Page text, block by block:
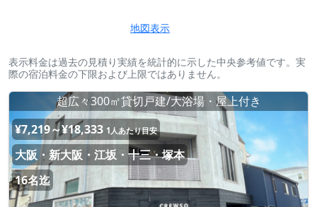
地図表示
表示料金は過去の見積り実績を統計的に示した中央参考値です。実
際の宿泊料金の下限および上限ではありません。
超広々300㎡貸切戸建/大浴場・屋上付き
¥7,219～¥18,333 1人あたり目安
大阪・新大阪・江坂・十三・塚本
16名迄